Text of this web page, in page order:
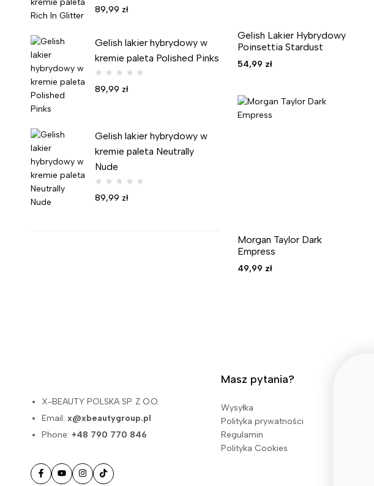
Gelish Lakier Hybrydowy
Poinsettia Stardust
54,99 zł
Morgan Taylor Dark
Empress
49,99 zł
89,99 zł
Gelish lakier hybrydowy w
kremie paleta Polished Pinks
89,99 zł
Gelish lakier hybrydowy w
kremie paleta Neutrally
Nude
89,99 zł
X-BEAUTY POLSKA SP. Z O.O.
Email:x@xbeautygroup.pl
Phone:+48 790 770 846
Masz pytania?
Wysyłka
Polityka prywatności
Regulamin
Polityka Cookies